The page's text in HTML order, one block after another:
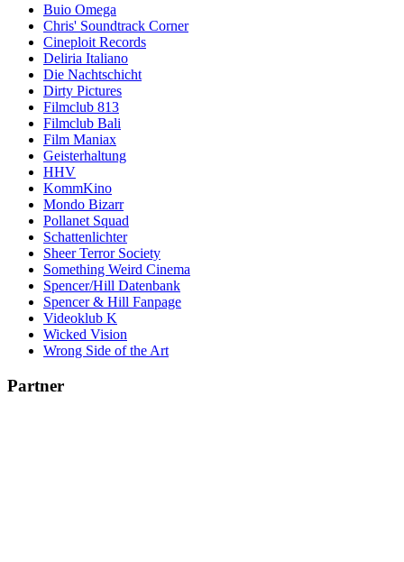
Buio Omega
Chris' Soundtrack Corner
Cineploit Records
Deliria Italiano
Die Nachtschicht
Dirty Pictures
Filmclub 813
Filmclub Bali
Film Maniax
Geisterhaltung
HHV
KommKino
Mondo Bizarr
Pollanet Squad
Schattenlichter
Sheer Terror Society
Something Weird Cinema
Spencer/Hill Datenbank
Spencer & Hill Fanpage
Videoklub K
Wicked Vision
Wrong Side of the Art
Partner